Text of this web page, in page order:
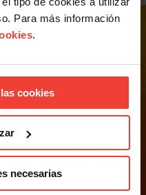
Para más información
.
cookies
necesarias